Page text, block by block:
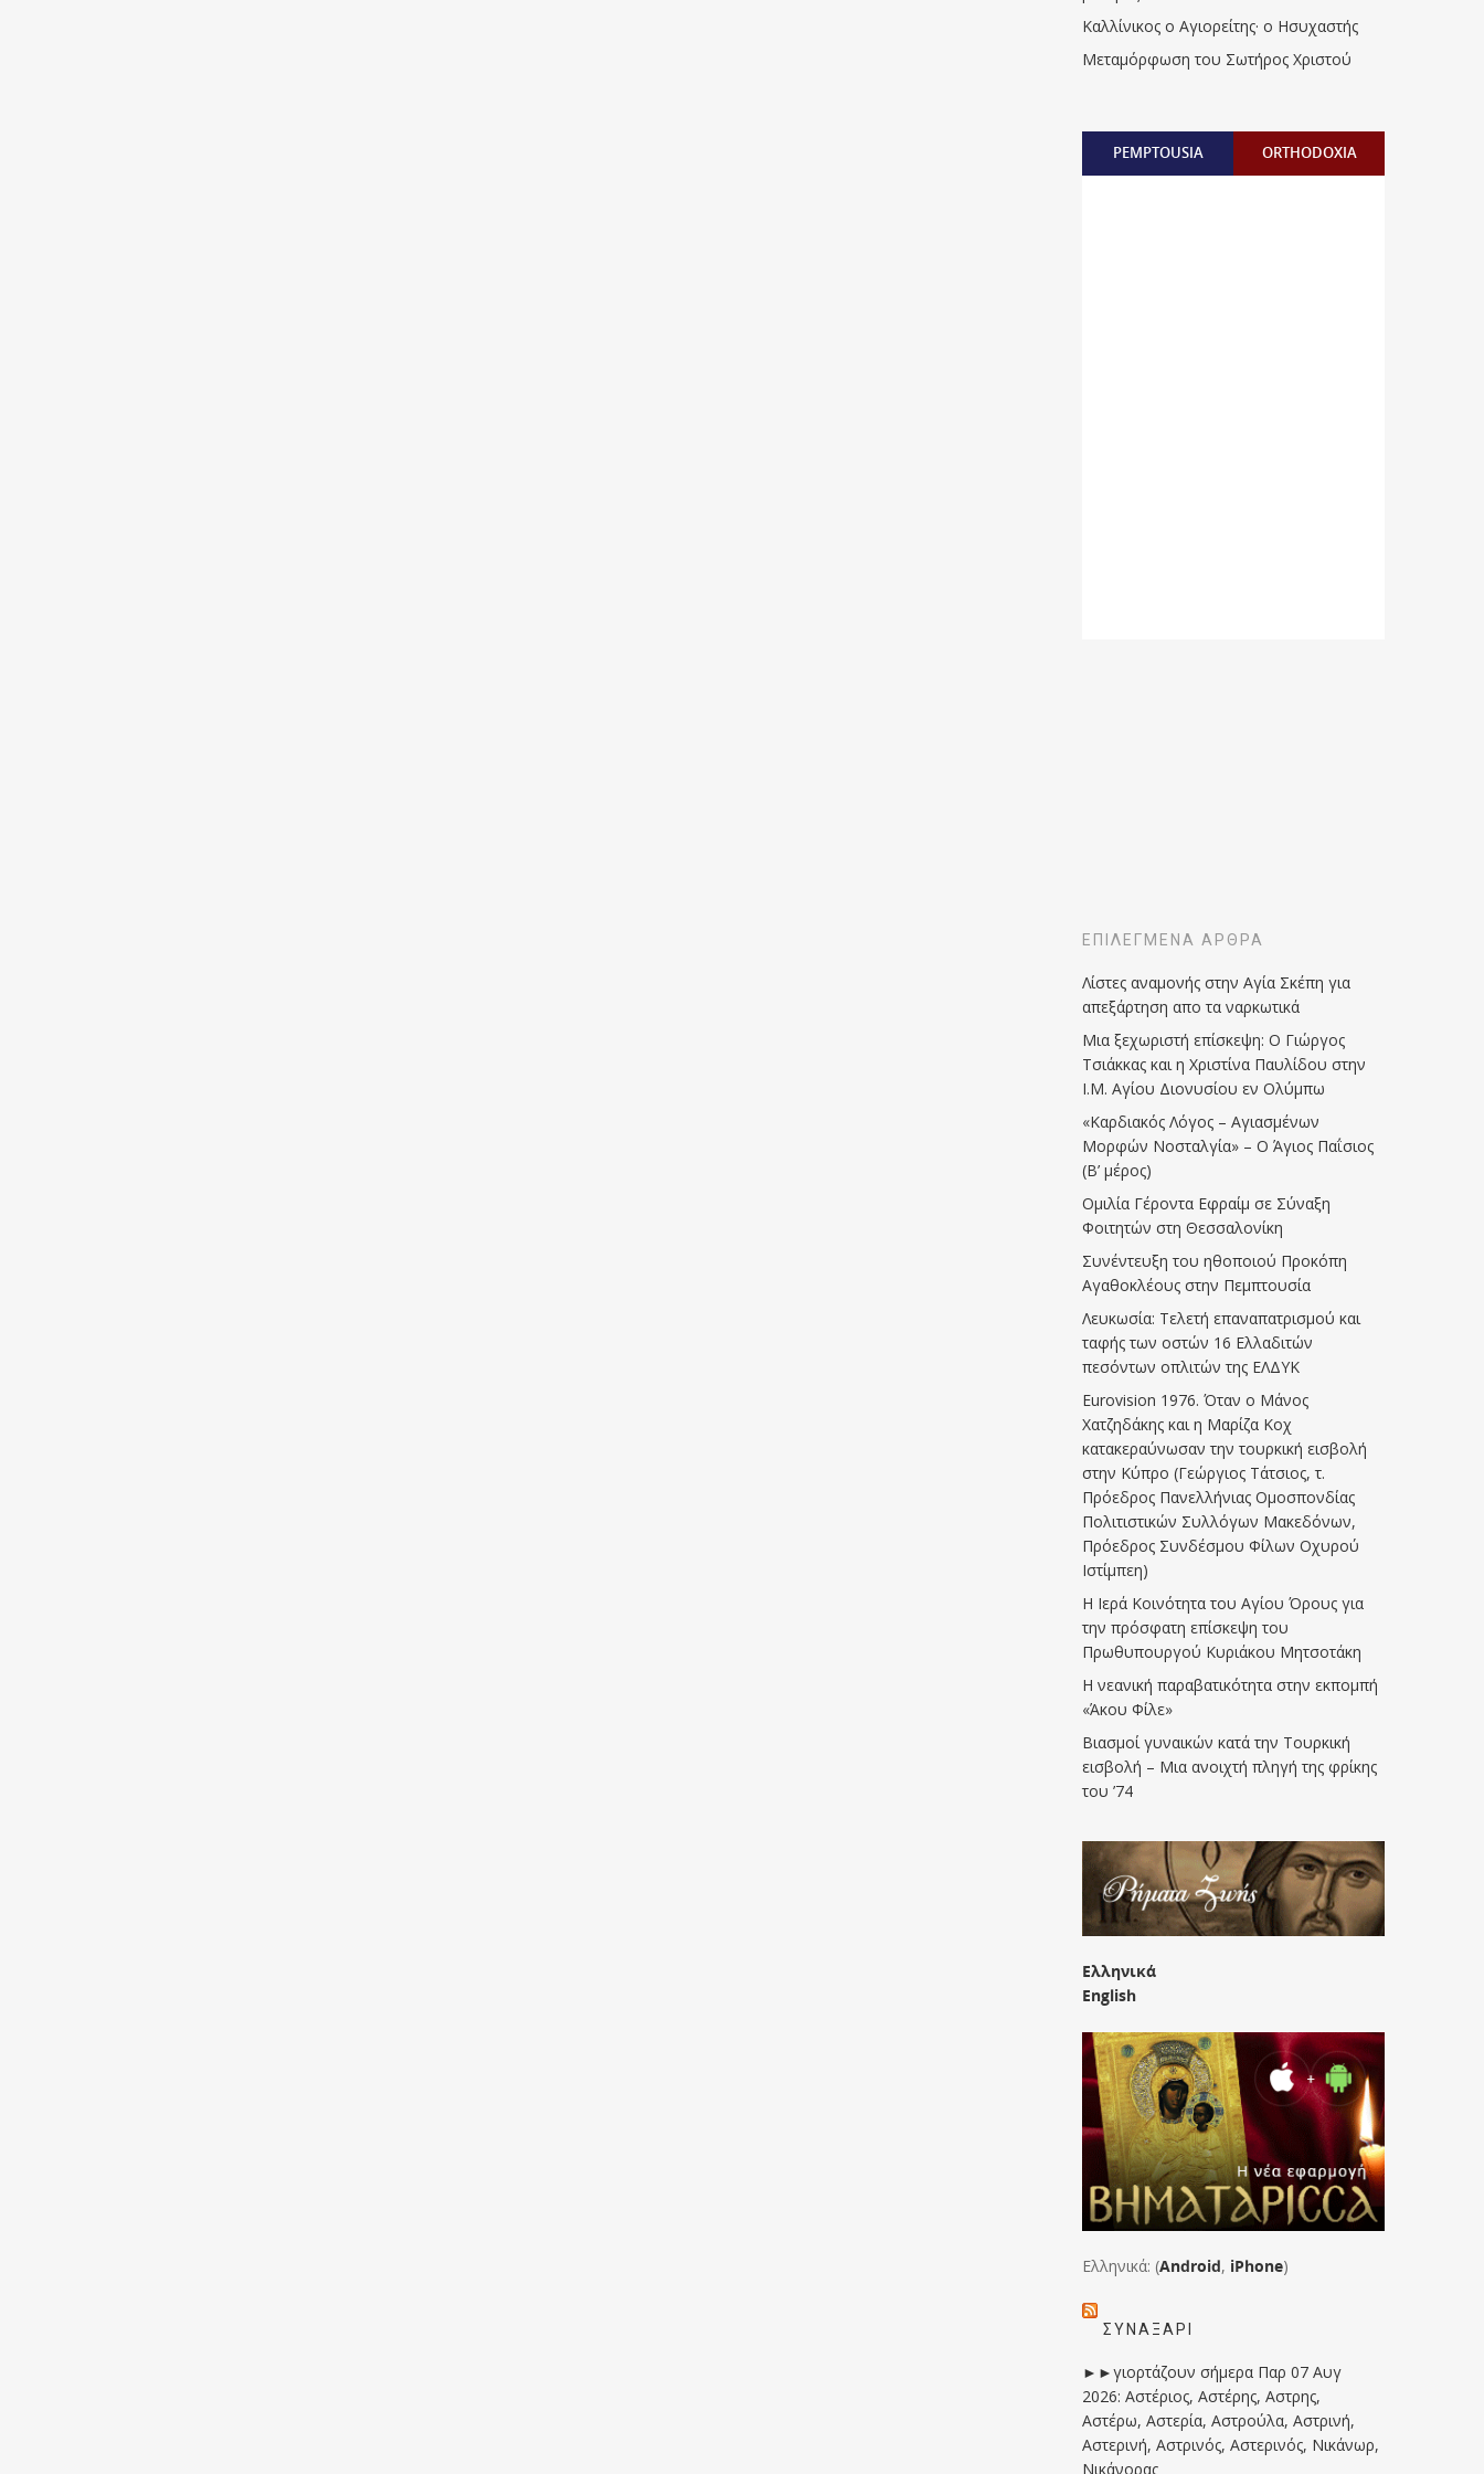
Καλλίνικος ο Αγιορείτης · ο Ησυχαστής
Μεταμόρφωση του Σωτήρος Χριστού
PEMPTOUSIA ORTHODOXIA
ΕΠΙΛΕΓΜΈΝΑ ΆΡΘΡΑ
Λίστες αναμονής στην Αγία Σκέπη για
απεξάρτηση απο τα ναρκωτικά
Μια ξεχωριστή επίσκεψη: Ο Γιώργος
Τσιάκκας και η Χριστίνα Παυλίδου στην
Ι.Μ. Αγίου Διονυσίου εν Ολύμπω
«Καρδιακός Λόγος – Αγιασμένων
Μορφών Νοσταλγία» – Ο Άγιος Παΐσιος
(Β’ μέρος)
Ομιλία Γέροντα Εφραίμ σε Σύναξη
Φοιτητών στη Θεσσαλονίκη
Συνέντευξη του ηθοποιού Προκόπη
Αγαθοκλέους στην Πεμπτουσία
Λευκωσία: Τελετή επαναπατρισμού και
ταφής των οστών 16 Ελλαδιτών
πεσόντων οπλιτών της ΕΛΔΥΚ
Eurovision 1976. Όταν ο Μάνος
Χατζηδάκης και η Μαρίζα Κοχ
κατακεραύνωσαν την τουρκική εισβολή
στην Κύπρο (Γεώργιος Τάτσιος, τ.
Πρόεδρος Πανελλήνιας Ομοσπονδίας
Πολιτιστικών Συλλόγων Μακεδόνων,
Πρόεδρος Συνδέσμου Φίλων Οχυρού
Ιστίμπεη)
Η Ιερά Κοινότητα του Αγίου Όρους για
την πρόσφατη επίσκεψη του
Πρωθυπουργού Κυριάκου Μητσοτάκη
Η νεανική παραβατικότητα στην εκπομπή
«Άκου Φίλε»
Βιασμοί γυναικών κατά την Τουρκική
εισβολή – Μια ανοιχτή πληγή της φρίκης
του ’74
Ελληνικά
English
Ελληνικά: (Android, iPhone)
ΣΥΝΑΞΆΡΙ
►►γιορτάζουν σήμερα Παρ 07 Αυγ
2026: Αστέριος, Αστέρης, Αστρης,
Αστέρω, Αστερία, Αστρούλα, Αστρινή,
Αστερινή, Αστρινός, Αστερινός, Νικάνωρ,
Νικάνορας